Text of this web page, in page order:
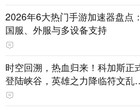
2026年6大热门手游加速器盘点：
国服、外服与多设备支持
时空回溯，热血归来！科加斯正
登陆峡谷，英雄之力降临符文乱
斗！